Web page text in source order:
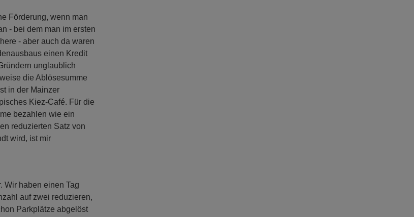
Förderung, wenn man
- bei dem man im ersten
- aber auch da waren
einen Kredit
unglaublich
die Ablösesumme
in der Mainzer
Kiez-Café. Für die
bezahlen wie ein
reduzierten Satz von
wird, ist mir
Wir haben einen Tag
auf zwei reduzieren,
Parkplätze abgelöst